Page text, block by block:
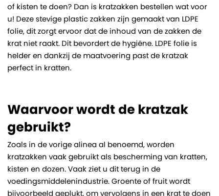
of kisten te doen? Dan is kratzakken bestellen wat voor
u! Deze stevige plastic zakken zijn gemaakt van LDPE
folie, dit zorgt ervoor dat de inhoud van de zakken de
krat niet raakt. Dit bevordert de hygiëne. LDPE folie is
helder en dankzij de maatvoering past de kratzak
perfect in kratten.
Waarvoor wordt de kratzak
gebruikt?
Zoals in de vorige alinea al benoemd, worden
kratzakken vaak gebruikt als bescherming van kratten,
kisten en dozen. Vaak ziet u dit terug in de
voedingsmiddelenindustrie. Groente of fruit wordt
bijvoorbeeld geplukt, om vervolgens in een krat te doen